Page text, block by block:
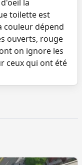
la
toilette est
couleur dépend
ouverts, rouge
on ignore les
ceux qui ont été